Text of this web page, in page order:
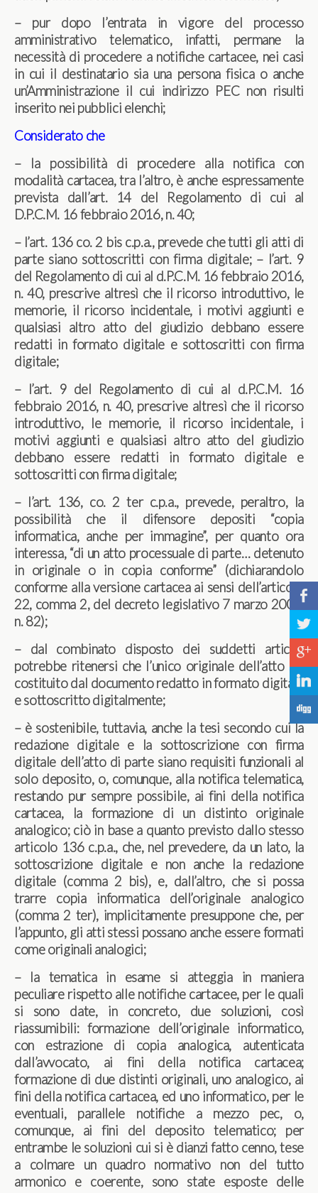
– pur dopo l’entrata in vigore del processo
amministrativo telematico, infatti, permane la
necessità di procedere a notifiche cartacee, nei casi
in cui il destinatario sia una persona fisica o anche
un’Amministrazione il cui indirizzo PEC non risulti
inserito nei pubblici elenchi;
Considerato che
– la possibilità di procedere alla notifica con
modalità cartacea, tra l’altro, è anche espressamente
prevista dall’art. 14 del Regolamento di cui al
D.P.C.M. 16 febbraio 2016, n. 40;
– l’art. 136 co. 2 bis c.p.a., prevede che tutti gli atti di
parte siano sottoscritti con firma digitale; – l’art. 9
del Regolamento di cui al d.P.C.M. 16 febbraio 2016,
n. 40, prescrive altresì che il ricorso introduttivo, le
memorie, il ricorso incidentale, i motivi aggiunti e
qualsiasi altro atto del giudizio debbano essere
redatti in formato digitale e sottoscritti con firma
digitale;
– l’art. 9 del Regolamento di cui al d.P.C.M. 16
febbraio 2016, n. 40, prescrive altresì che il ricorso
introduttivo, le memorie, il ricorso incidentale, i
motivi aggiunti e qualsiasi altro atto del giudizio
debbano essere redatti in formato digitale e
sottoscritti con firma digitale;
– l’art. 136, co. 2 ter c.p.a., prevede, peraltro, la
possibilità che il difensore depositi “copia
informatica, anche per immagine”, per quanto ora
interessa, “di un atto processuale di parte… detenuto
in originale o in copia conforme” (dichiarandolo
conforme alla versione cartacea ai sensi dell’articolo
22, comma 2, del decreto legislativo 7 marzo 2005,
n. 82);
– dal combinato disposto dei suddetti articoli
potrebbe ritenersi che l’unico originale dell’atto sia
costituito dal documento redatto in formato digitale
e sottoscritto digitalmente;
– è sostenibile, tuttavia, anche la tesi secondo cui la
redazione digitale e la sottoscrizione con firma
digitale dell’atto di parte siano requisiti funzionali al
solo deposito, o, comunque, alla notifica telematica,
restando pur sempre possibile, ai fini della notifica
cartacea, la formazione di un distinto originale
analogico; ciò in base a quanto previsto dallo stesso
articolo 136 c.p.a., che, nel prevedere, da un lato, la
sottoscrizione digitale e non anche la redazione
digitale (comma 2 bis), e, dall’altro, che si possa
trarre copia informatica dell’originale analogico
(comma 2 ter), implicitamente presuppone che, per
l’appunto, gli atti stessi possano anche essere formati
come originali analogici;
– la tematica in esame si atteggia in maniera
peculiare rispetto alle notifiche cartacee, per le quali
si sono date, in concreto, due soluzioni, così
riassumibili: formazione dell’originale informatico,
con estrazione di copia analogica, autenticata
dall’avvocato, ai fini della notifica cartacea;
formazione di due distinti originali, uno analogico, ai
fini della notifica cartacea, ed uno informatico, per le
eventuali, parallele notifiche a mezzo pec, o,
comunque, ai fini del deposito telematico; per
entrambe le soluzioni cui si è dianzi fatto cenno, tese
a colmare un quadro normativo non del tutto
armonico e coerente, sono state esposte delle
b
a
c
j
F